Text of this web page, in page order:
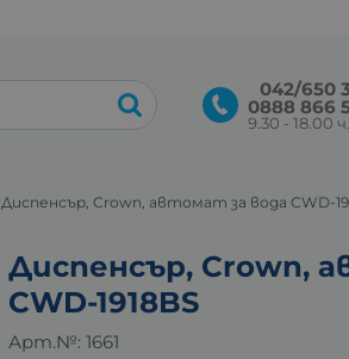
042/650
0888 866
9.30 - 18.00 ч.
Диспенсър, Crown, автомат за вода CWD-
Диспенсър, Crown,
CWD-1918BS
Арт.№: 1661